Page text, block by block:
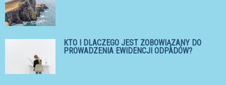
KTO I DLACZEGO JEST ZOBOWIĄZANY DO
PROWADZENIA EWIDENCJI ODPADÓW?